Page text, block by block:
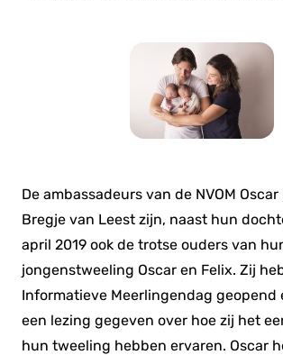
De ambassadeurs van de NVOM Oscar
Bregje van Leest zijn, naast hun
april 2019 ook de trotse ouders van
jongenstweeling Oscar en Felix. Zij
Informatieve Meerlingendag geopend
een lezing gegeven over hoe zij het
hun tweeling hebben ervaren. Oscar